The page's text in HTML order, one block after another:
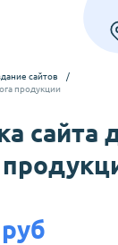
сайтов
/
продукции
сайта